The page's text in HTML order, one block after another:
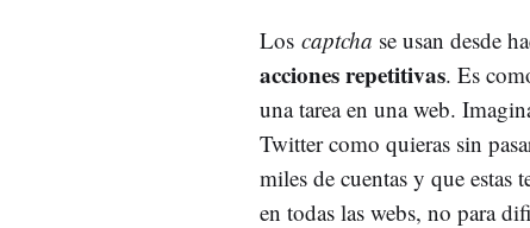
Los captcha se usan desde
acciones repetitivas. Es
una tarea en una web.
Twitter como quieras sin
miles de cuentas y que
en todas las webs, no para